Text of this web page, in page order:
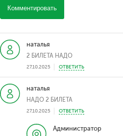
Комментировать
наталья
2 БИЛЕТА НАДО
27.10.2025 ОТВЕТИТЬ
наталья
НАДО 2 БИЛЕТА
27.10.2025 ОТВЕТИТЬ
Администратор